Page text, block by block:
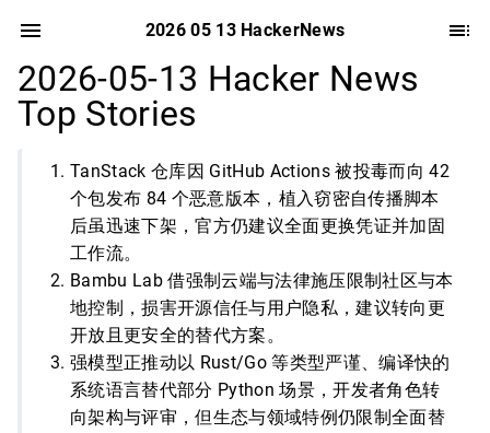
2026 05 13 HackerNews
2026-05-13 Hacker News
Top Stories
TanStack 仓库因 GitHub Actions 被投毒而向 42
个包发布 84 个恶意版本，植入窃密自传播脚本
后虽迅速下架，官方仍建议全面更换凭证并加固
工作流。
Bambu Lab 借强制云端与法律施压限制社区与本
地控制，损害开源信任与用户隐私，建议转向更
开放且更安全的替代方案。
强模型正推动以 Rust/Go 等类型严谨、编译快的
系统语言替代部分 Python 场景，开发者角色转
向架构与评审，但生态与领域特例仍限制全面替